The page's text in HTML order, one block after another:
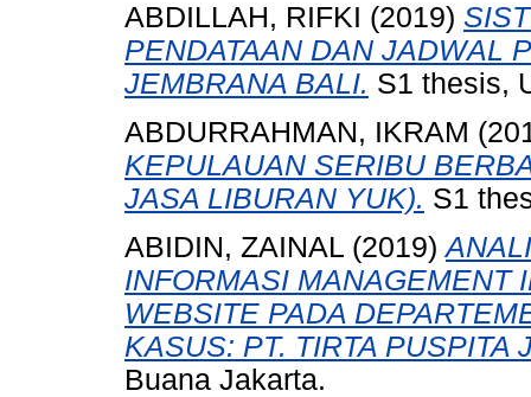
ABDILLAH, RIFKI (2019)
PENDATAAN DAN JADWAL
JEMBRANA BALI. S1 thesis,
ABDURRAHMAN, IKRAM
KEPULAUAN SERIBU
JASA LIBURAN YUK). S1
ABIDIN, ZAINAL (2019)
INFORMASI MANAGEMENT
WEBSITE PADA
KASUS: PT. TIRTA PUSPITA
Buana Jakarta.